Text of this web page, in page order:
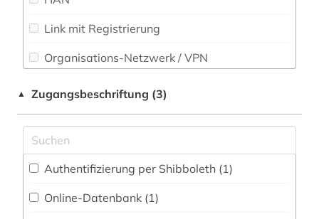
Fertigungstechnik (0)
Wissenschaftskunde, Forschung, Hochschul-,
Museumswesen (0)
planung (1)
raumbezogene daten (2)
raumforschung (2)
region (1)
Link mit Registrierung
Organisations-Netzwerk / VPN
Shibboleth (1)
Zugriff vor Ort
▲ Zugangsbeschriftung (3)
Authentifizierung per Shibboleth (1)
Online-Datenbank (1)